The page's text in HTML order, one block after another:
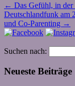
← Das Gefühl, in
Deutschlandfunk am
und Co-Parenting →
Suchen nach:
Neueste Beiträge